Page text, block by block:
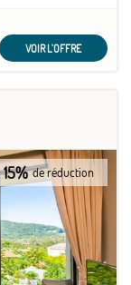
VOIR L'OFFRE
15% de réduction